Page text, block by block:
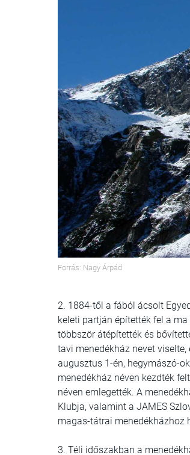
Forrás: Nagy Árpád
2. 1884-től a fából ácsolt
keleti partján építették fel a
többször átépítették és
tavi menedékház nevet
augusztus 1-én, hegymászó-
menedékház néven kezdték
néven emlegették. A
Klubja, valamint a JAMES
magas-tátrai menedékházhoz
3. Téli időszakban a